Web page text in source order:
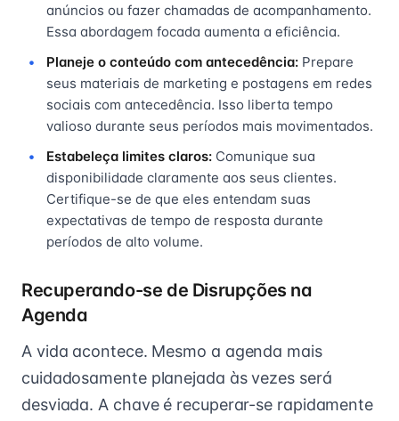
anúncios ou fazer chamadas de acompanhamento.
Essa abordagem focada aumenta a eficiência.
Planeje o conteúdo com antecedência: Prepare
seus materiais de marketing e postagens em redes
sociais com antecedência. Isso liberta tempo
valioso durante seus períodos mais movimentados.
Estabeleça limites claros: Comunique sua
disponibilidade claramente aos seus clientes.
Certifique-se de que eles entendam suas
expectativas de tempo de resposta durante
períodos de alto volume.
Recuperando-se de Disrupções na
Agenda
A vida acontece. Mesmo a agenda mais
cuidadosamente planejada às vezes será
desviada. A chave é recuperar-se rapidamente